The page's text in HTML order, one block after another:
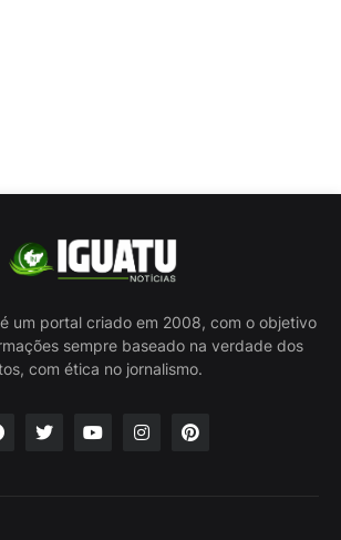
um portal criado em 2008, com o objetivo
sempre baseado na verdade dos
com ética no jornalismo.